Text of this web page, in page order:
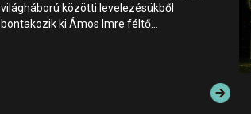
világháború közötti levelezésükből
bontakozik ki Ámos Imre féltő…